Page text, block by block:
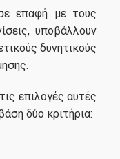
επαφή με τους
υποβάλλουν
δυνητικούς
επιλογές αυτές
δύο κριτήρια: